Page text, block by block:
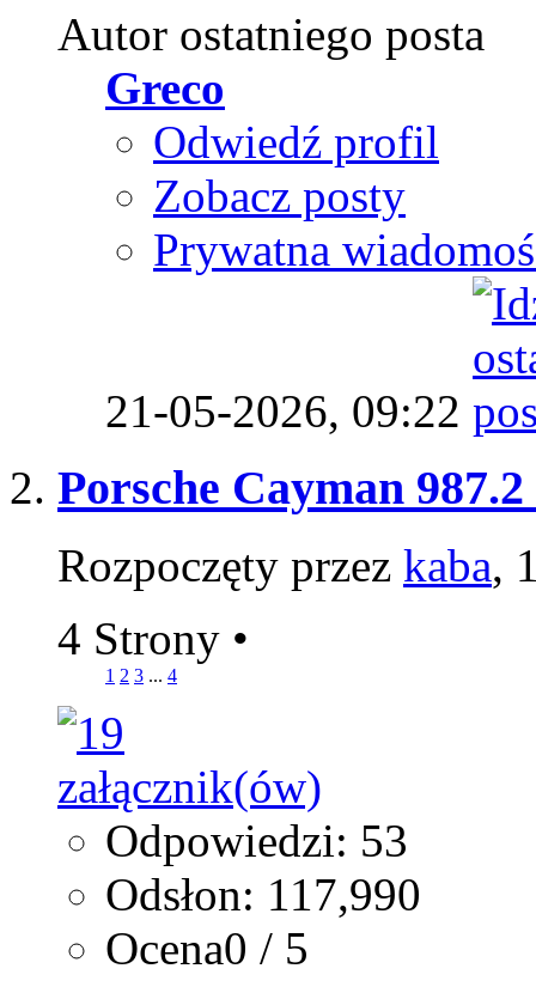
Autor ostatniego posta
Greco
Odwiedź profil
Zobacz posty
Prywatna
21-05-2026, 09:22
Porsche Cayman
Rozpoczęty przez kaba,
4 Strony •
1 2 3 ... 4
Odpowiedzi: 53
Odsłon: 117,990
Ocena0 / 5